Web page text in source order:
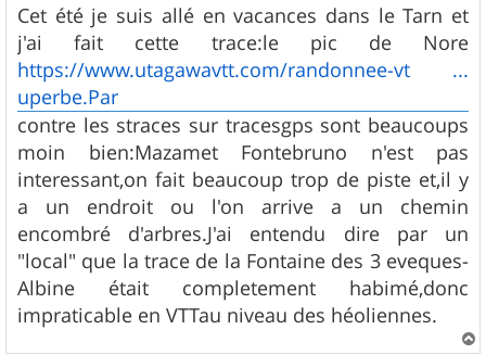
s
s
a
g
e
Cet été je suis allé en vacances dans le Tarn et
j'ai fait cette trace:le pic de Nore
https://www.utagawavtt.com/randonnee-vt ...
uperbe.Par
contre les straces sur tracesgps sont beaucoups
moin bien:Mazamet Fontebruno n'est pas
interessant,on fait beaucoup trop de piste et,il y
a un endroit ou l'on arrive a un chemin
encombré d'arbres.J'ai entendu dire par un
"local" que la trace de la Fontaine des 3 eveques-
Albine était completement habimé,donc
impraticable en VTTau niveau des héoliennes.